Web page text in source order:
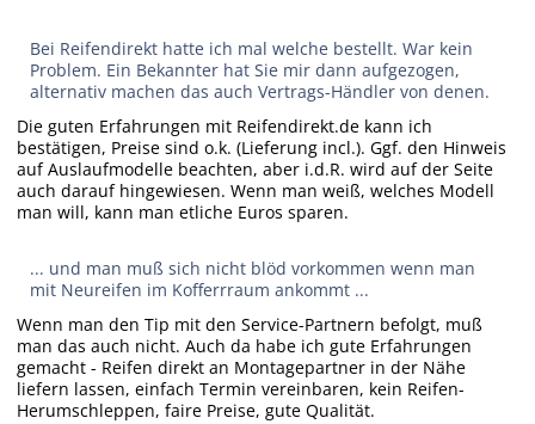
Bei Reifendirekt hatte ich mal welche bestellt. War kein
Problem. Ein Bekannter hat Sie mir dann aufgezogen,
alternativ machen das auch Vertrags-Händler von denen.
Die guten Erfahrungen mit Reifendirekt.de kann ich
bestätigen, Preise sind o.k. (Lieferung incl.). Ggf. den Hinweis
auf Auslaufmodelle beachten, aber i.d.R. wird auf der Seite
auch darauf hingewiesen. Wenn man weiß, welches Modell
man will, kann man etliche Euros sparen.
... und man muß sich nicht blöd vorkommen wenn man
mit Neureifen im Kofferrraum ankommt ...
Wenn man den Tip mit den Service-Partnern befolgt, muß
man das auch nicht. Auch da habe ich gute Erfahrungen
gemacht - Reifen direkt an Montagepartner in der Nähe
liefern lassen, einfach Termin vereinbaren, kein Reifen-
Herumschleppen, faire Preise, gute Qualität.